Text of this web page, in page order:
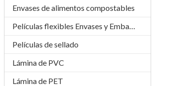
Envases de alimentos compostables
Películas flexibles Envases y Embalajes
Películas de sellado
Lámina de PVC
Lámina de PET